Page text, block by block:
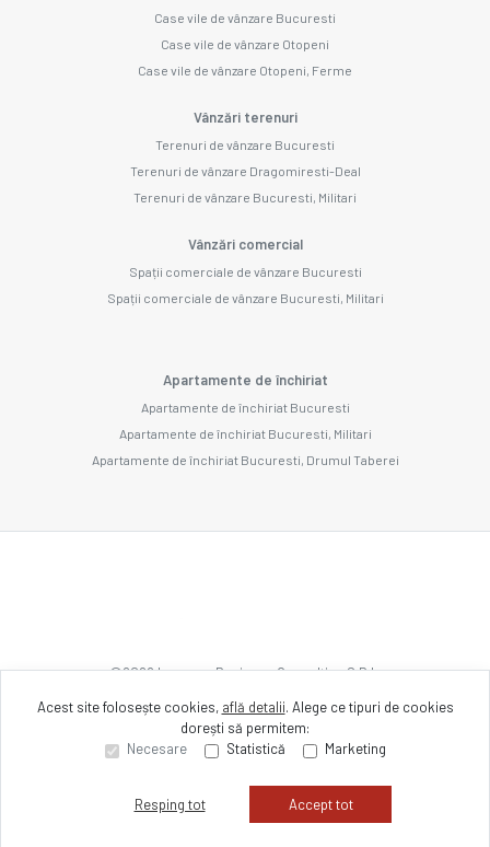
Case vile de vânzare Bucuresti
Case vile de vânzare Otopeni
Case vile de vânzare Otopeni, Ferme
Vânzări terenuri
Terenuri de vânzare Bucuresti
Terenuri de vânzare Dragomiresti-Deal
Terenuri de vânzare Bucuresti, Militari
Vânzări comercial
Spații comerciale de vânzare Bucuresti
Spații comerciale de vânzare Bucuresti, Militari
Apartamente de închiriat
Apartamente de închiriat Bucuresti
Apartamente de închiriat Bucuresti, Militari
Apartamente de închiriat Bucuresti, Drumul Taberei
©2026Imozone Business Consulting S.R.L.
Site creat în
Acest site folosește cookies, află detalii. Alege ce tipuri de cookies
dorești să permitem:
Necesare
Statistică Marketing
Resping tot Accept tot